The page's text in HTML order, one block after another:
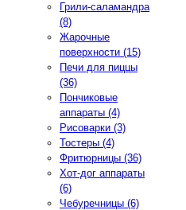
Грили-саламандра
(8)
Жарочные
поверхности (15)
Печи для пиццы
(36)
Пончиковые
аппараты (4)
Рисоварки (3)
Тостеры (4)
Фритюрницы (36)
Хот-дог аппараты
(6)
Чебуречницы (6)